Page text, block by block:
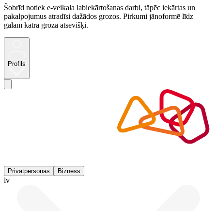
Šobrīd notiek e-veikala labiekārtošanas darbi, tāpēc iekārtas un
pakalpojumus atradīsi dažādos grozos. Pirkumi jānoformē līdz
galam katrā grozā atsevišķi.
Profils
Privātpersonas Bizness
lv